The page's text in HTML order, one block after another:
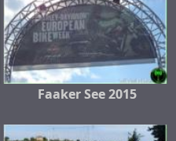
Faaker See 2015